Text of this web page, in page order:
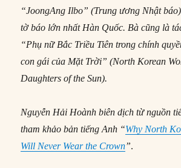
“JoongAng Ilbo” (Trung ương Nhật
tờ báo lớn nhất Hàn Quốc. Bà cũng là
“Phụ nữ Bắc Triều Tiên trong chính
con gáicủa Mặt Trời” (North Korean
Daughters of the Sun).
Nguyễn Hải Hoành biên dịch từ nguồn
tham khảo bản tiếng Anh “Why North
Will Never Wear the Crown”.